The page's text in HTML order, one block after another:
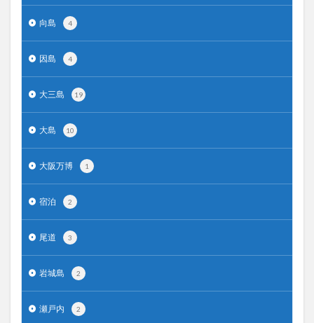
向島 4
因島 4
大三島 19
大島 10
大阪万博 1
宿泊 2
尾道 3
岩城島 2
瀬戸内 2